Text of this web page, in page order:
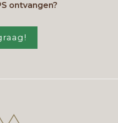
ontvangen?